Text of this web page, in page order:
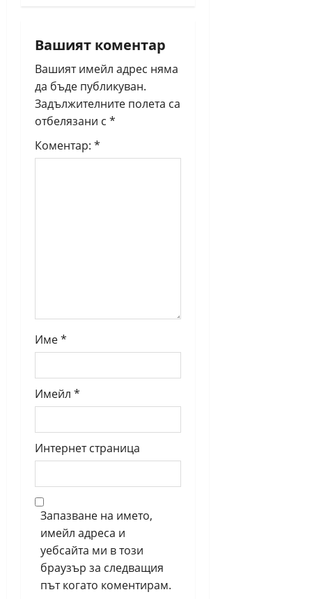
g
a
t
i
o
Вашият коментар
Вашият имейл адрес няма
да бъде публикуван.
Задължителните полета са
отбелязани с *
Коментар: *
Име*
Имейл *
Интернет страница
Запазване на името,
имейл адреса и
уебсайта ми в този
браузър за следващия
път когато коментирам.